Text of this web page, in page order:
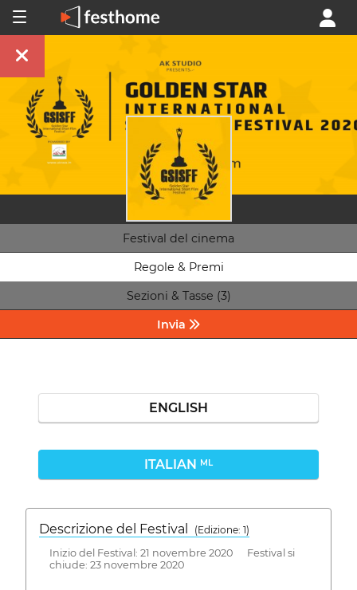
Festival del cinema
Regole & Premi
Sezioni & Tasse (3)
Invia
ENGLISH
ITALIAN ML
Descrizione del Festival
( Edizione: 1)
Inizio del Festival: 21 novembre 2020 Festival si
chiude: 23 novembre 2020